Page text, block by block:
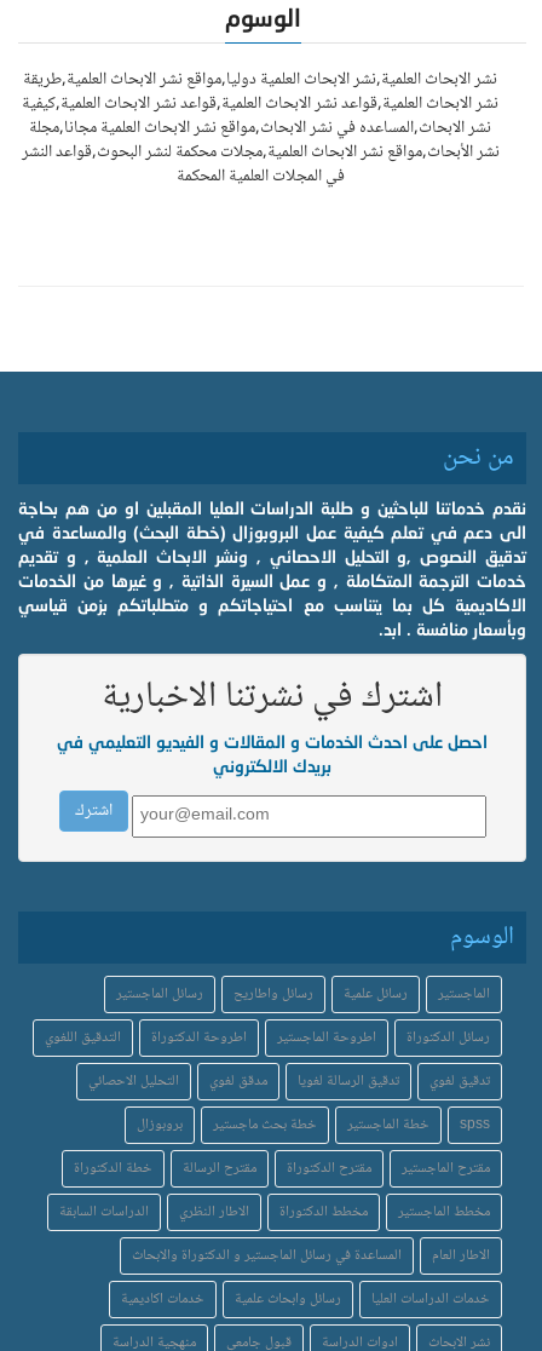
الوسوم
نشر الابحاث العلمية,نشر الابحاث العلمية دوليا,مواقع نشر الابحاث العلمية,طريقة
نشر الابحاث العلمية,قواعد نشر الابحاث العلمية,قواعد نشر الابحاث العلمية,كيفية
نشر الابحاث,المساعده في نشر الابحاث,مواقع نشر الابحاث العلمية مجانا,مجلة
نشر الأبحاث,مواقع نشر الابحاث العلمية,مجلات محكمة لنشر البحوث,قواعد النشر
في المجلات العلمية المحكمة
من نحن
نقدم خدماتنا للباحثين و طلبة الدراسات العليا المقبلين او من هم بحاجة
الى دعم في تعلم كيفية عمل البروبوزال (خطة البحث) والمساعدة في
تدقيق النصوص ,و التحليل الاحصائي , ونشر الابحاث العلمية , و تقديم
خدمات الترجمة المتكاملة , و عمل السيرة الذاتية , و غيرها من الخدمات
الاكاديمية كل بما يتناسب مع احتياجاتكم و متطلباتكم بزمن قياسي
وبأسعار منافسة . ابد.
اشترك في نشرتنا الاخبارية
احصل على احدث الخدمات و المقالات و الفيديو التعليمي في
بريدك الالكتروني
الوسوم
الماجستير رسائل علمية رسائل واطاريح
رسائل الماجستير
رسائل الدكتوراة
اطروحة الماجستير اطروحة الدكتوراة
التدقيق اللغوي
تدقيق لغوي
تدقيق الرسالة لغويا مدقق لغوي
التحليل الاحصائي
spss
خطة الماجستير خطة بحث ماجستير
بروبوزال
مقترح الماجستير
مقترح الدكتوراة مقترح الرسالة
خطة الدكتوراة
مخطط الماجستير
مخطط الدكتوراة الاطار النظري
الدراسات السابقة
الاطار العام
المساعدة في رسائل الماجستير و الدكتوراة والابحاث
خدمات الدراسات العليا
رسائل وابحاث علمية
خدمات اكاديمية
نشر الابحاث
ادوات الدراسة قبول جامعي منهجية الدراسة